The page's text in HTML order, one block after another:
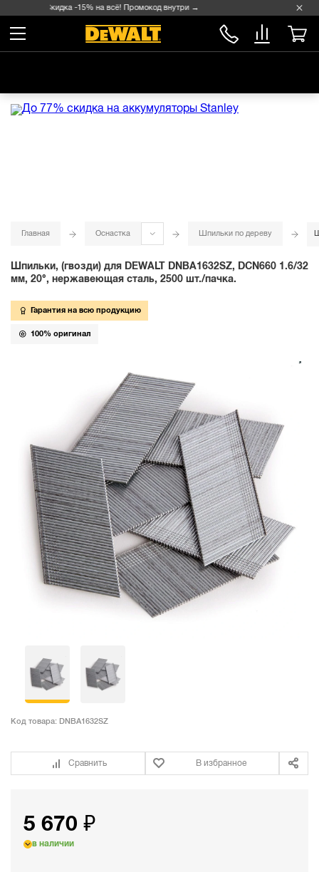
Скидка -15% на всё! Промокод внутри →
Главная Оснастка Шпильки по дереву
Шпильки, (гвозди) для DEWALT DNBA1632SZ, DCN660 1.6/32
мм, 20°, нержавеющая сталь, 2500 шт./пачка.
Гарантия на всю продукцию
100% оригинал
Код товара: DNBA1632SZ
Сравнить В избранное
5 670 ₽
в наличии